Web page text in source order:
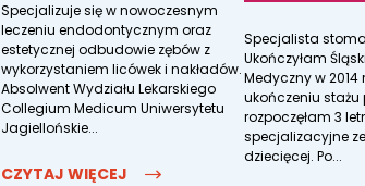
Specjalizuje się w nowoczesnym
leczeniu endodontycznym oraz
estetycznej odbudowie zębów z
wykorzystaniem licówek i nakładów.
Absolwent Wydziału Lekarskiego
Collegium Medicum Uniwersytetu
Jagiellońskie...
CZYTAJ WIĘCEJ
Specjalista
Ukończyłam
Medyczny w 2014
ukończeniu
rozpoczęłam 3
specjalizacyjne
dziecięcej. Po...